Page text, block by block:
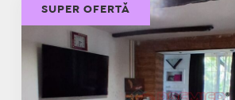
SUPER OFERTĂ